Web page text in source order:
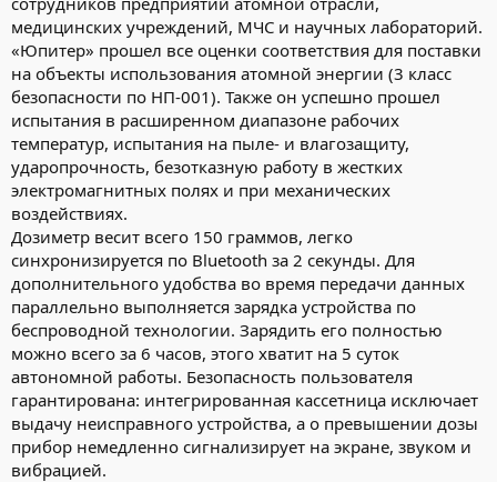
медицинских учреждений, МЧС и научных лабораторий.
«Юпитер» прошел все оценки соответствия для поставки
на объекты использования атомной энергии (3 класс
безопасности по НП-001). Также он успешно прошел
испытания в расширенном диапазоне рабочих
температур, испытания на пыле- и влагозащиту,
ударопрочность, безотказную работу в жестких
электромагнитных полях и при механических
воздействиях.
Дозиметр весит всего 150 граммов, легко
синхронизируется по Bluetooth за 2 секунды. Для
дополнительного удобства во время передачи данных
параллельно выполняется зарядка устройства по
беспроводной технологии. Зарядить его полностью
можно всего за 6 часов, этого хватит на 5 суток
автономной работы. Безопасность пользователя
гарантирована: интегрированная кассетница исключает
выдачу неисправного устройства, а о превышении дозы
прибор немедленно сигнализирует на экране, звуком и
вибрацией.